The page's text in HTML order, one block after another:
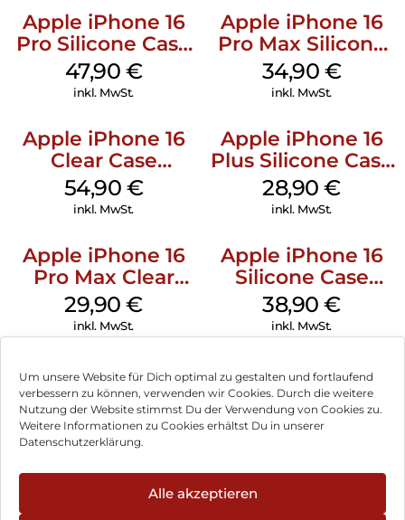
Um unsere Website für Dich optimal zu gestalten und fortlaufend
verbessern zu können, verwenden wir Cookies. Durch die weitere
Nutzung der Website stimmst Du der Verwendung von Cookies zu.
Weitere Informationen zu Cookies erhältst Du in unserer
Datenschutzerklärung.
Alle akzeptieren
Apple iPhone 16
Pro Silicone Case
MagSafe Denim
47,90 €
inkl. MwSt.
Apple iPhone 16
Pro Max Silicone
Case MagSafe
Denim
34,90 €
inkl. MwSt.
Apple iPhone 16
Clear Case
MagSafe
Transparent
54,90 €
inkl. MwSt.
Apple iPhone 16
Plus Silicone Case
MagSafe Black
28,90€
inkl. MwSt.
Apple iPhone 16
Pro Max Clear
Case MagSafe
Transparent
29,90€
inkl. MwSt.
Apple iPhone 16
Silicone Case
MagSafe
Ultramarine
38,90€
inkl. MwSt.
Impressum